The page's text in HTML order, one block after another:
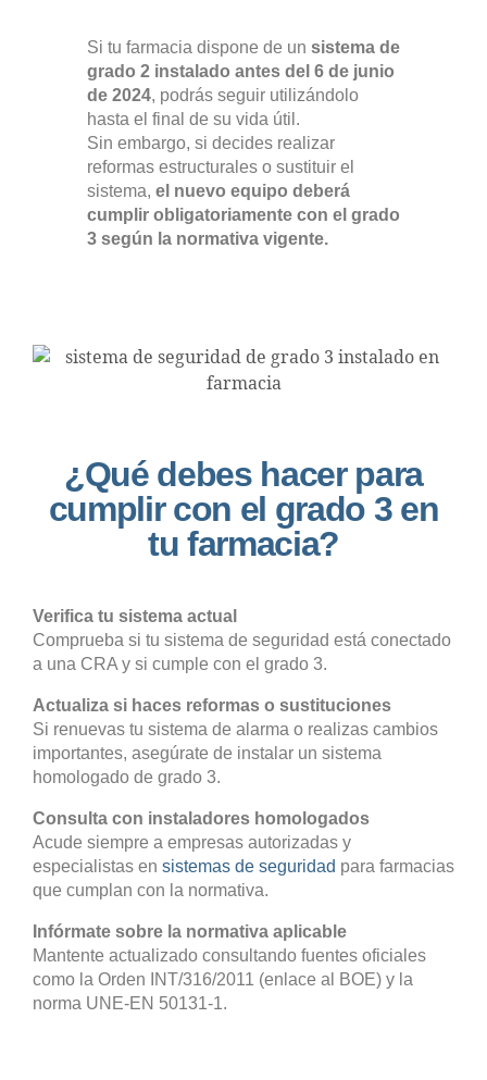
Si tu farmacia dispone de un sistema de
grado 2 instalado antes del 6 de junio
de 2024, podrás seguir utilizándolo
hasta el final de su vida útil.
Sin embargo, si decides realizar
reformas estructurales o sustituir el
sistema, el nuevo equipo deberá
cumplir obligatoriamente con el grado
3 según la normativa vigente.
¿Qué debes hacer para
cumplir con el grado 3 en
tu farmacia?
Verifica tu sistema actual
Comprueba si tu sistema de seguridad está conectado
a una CRA y si cumple con el grado 3.
Actualiza si haces reformas o sustituciones
Si renuevas tu sistema de alarma o realizas cambios
importantes, asegúrate de instalar un sistema
homologado de grado 3.
Consulta con instaladores homologados
Acude siempre a empresas autorizadas y
especialistas en sistemas de seguridad para farmacias
que cumplan con la normativa.
Infórmate sobre la normativa aplicable
Mantente actualizado consultando fuentes oficiales
como la Orden INT/316/2011 (enlace al BOE) y la
norma UNE-EN 50131-1.